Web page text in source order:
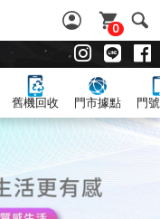
0
舊機回收 門市據點 門